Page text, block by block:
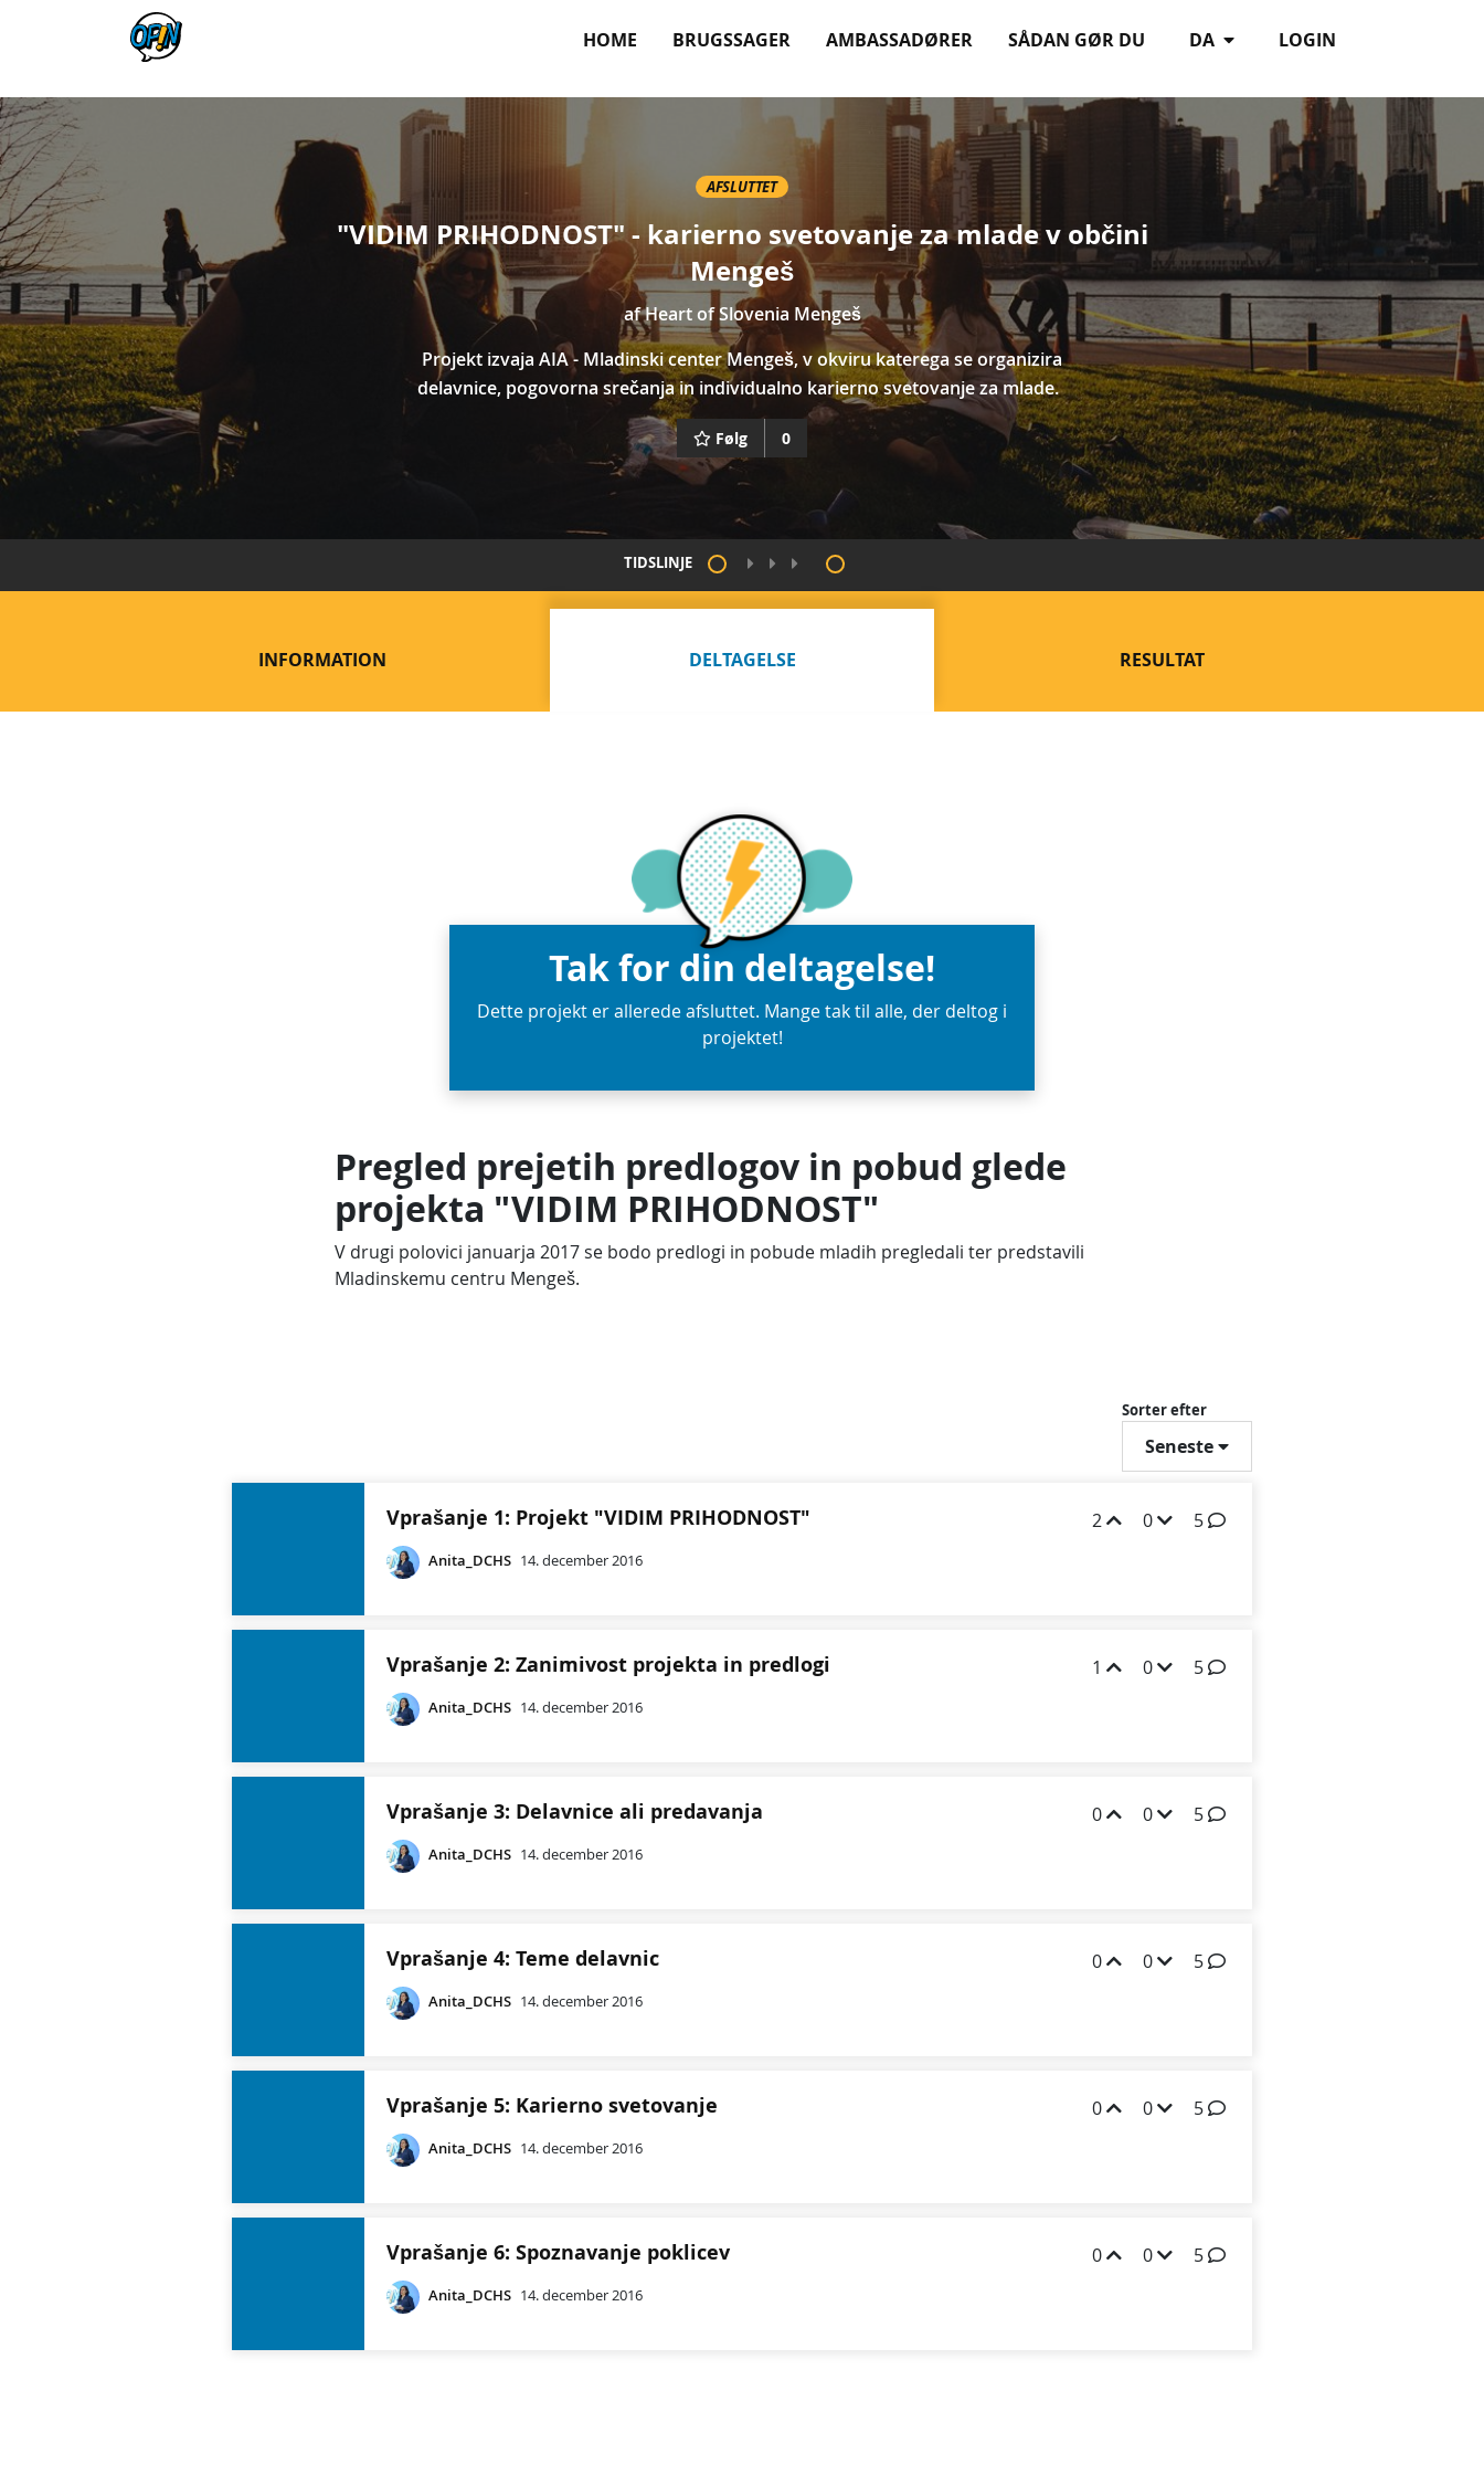
LOGIN
DA
HOME BRUGSSAGER AMBASSADØRER SÅDAN GØR DU
AFSLUTTET
"VIDIM PRIHODNOST" - karierno svetovanje za mlade v občini
Mengeš
afHeart of Slovenia Mengeš
Projekt izvaja AIA - Mladinski center Mengeš, v okviru katerega se organizira
delavnice, pogovorna srečanja in individualno karierno svetovanje za mlade.
Følg 0
TIDSLINJE
INFORMATION DELTAGELSE RESULTAT
Tak for din deltagelse!
Dette projekt er allerede afsluttet. Mange tak til alle, der deltog i
projektet!
Pregled prejetih predlogov in pobud glede
projekta "VIDIM PRIHODNOST"
V drugi polovici januarja 2017 se bodo predlogi in pobude mladih pregledali ter predstavili
Mladinskemu centru Mengeš.
Sorter efter
Seneste
2 0 5
Vprašanje 1: Projekt "VIDIM PRIHODNOST"
Anita_DCHS 14. december 2016
1 0 5
Vprašanje 2: Zanimivost projekta in predlogi
Anita_DCHS 14. december 2016
0 0 5
Vprašanje 3: Delavnice ali predavanja
Anita_DCHS 14. december 2016
0 0 5
Vprašanje 4: Teme delavnic
Anita_DCHS 14. december 2016
0 0 5
Vprašanje 5: Karierno svetovanje
Anita_DCHS 14. december 2016
0 0 5
Vprašanje 6: Spoznavanje poklicev
Anita_DCHS 14. december 2016